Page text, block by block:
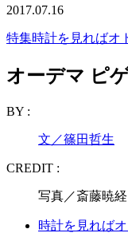
2017.07.16
特集時計を見ればオ
オーデマ ピ
BY :
文／篠田哲生
CREDIT :
写真／斎藤暁
時計を見れば